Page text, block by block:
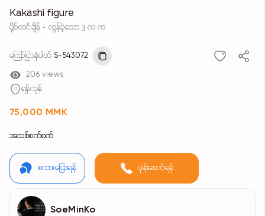
Kakashi figure
ပို့စ်တင်ချိန် - လွန်ခဲ့သော 3 လ က
ကြော်ငြာနံပါတ် S-543072
206 views
ရန်ကုန်
75,000 MMK
အသစ်စက်စက်
စကားပြောရန် ဖုန်းဆက်ရန်
SoeMinKo